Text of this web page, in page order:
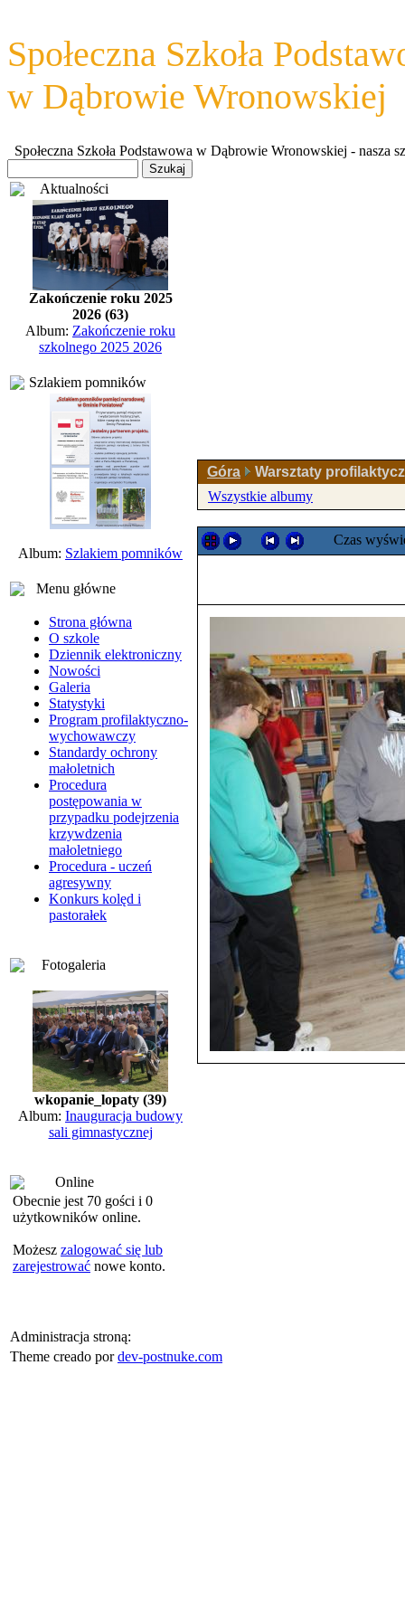
Społeczna Szkoła
w Dąbrowie Wronowskiej
Społeczna Szkoła Podstawowa w Dąbrowie Wronowskiej - nasza
Aktualności
Zakończenie roku 2025
2026 (63)
Album: Zakończenie roku
szkolnego 2025 2026
Szlakiem pomników
Album: Szlakiem pomników
Menu główne
Strona główna
O szkole
Dziennik elektroniczny
Nowości
Galeria
Statystyki
Program profilaktyczno-
wychowawczy
Standardy ochrony
małoletnich
Procedura
postępowania w
przypadku podejrzenia
krzywdzenia
małoletniego
Procedura - uczeń
agresywny
Konkurs kolęd i
pastorałek
Fotogaleria
wkopanie_lopaty (39)
Album: Inauguracja budowy
sali gimnastycznej
Online
Obecnie jest 70 gości i 0
użytkowników online.
Możesz zalogować się lub
zarejestrować nowe konto.
Góra
Warsztaty
Wszystkie albumy
Czas
Administracja stroną:
Theme creado pordev-postnuke.com